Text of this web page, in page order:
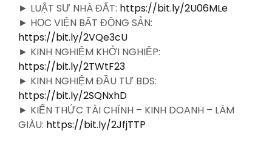
► LUẬT SƯ NHÀ ĐẤT: https://bit.ly/2U06MLe
► HỌC VIỆN BẤT ĐỘNG SẢN:
https://bit.ly/2VQe3cU
► KINH NGHIỆM KHỞI NGHIỆP:
https://bit.ly/2TWtF23
► KINH NGHIỆM ĐẦU TƯ BDS:
https://bit.ly/2SQNxhD
► KIẾN THỨC TÀI CHÍNH – KINH DOANH – LÀM
GIÀU: https://bit.ly/2JfjTTP